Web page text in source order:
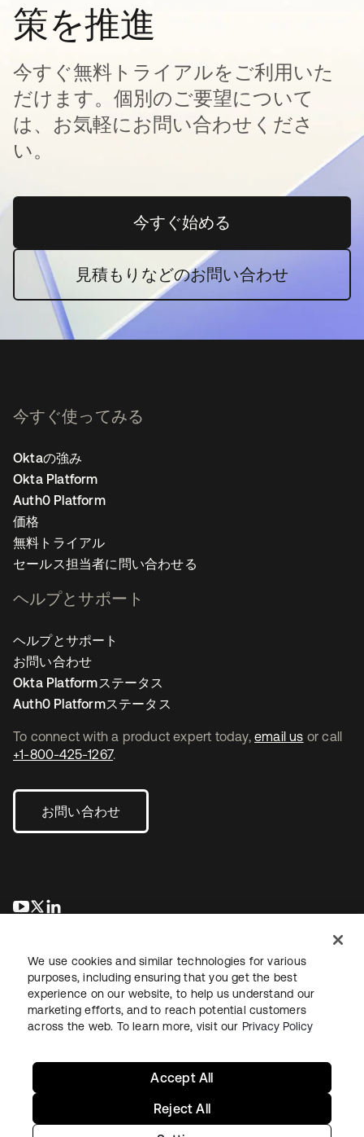
策を推進
今すぐ無料トライアルをご利用いた
だけます。個別のご要望について
は、お気軽にお問い合わせくださ
い。
今すぐ始める新しいタブで開く
見積もりなどのお問い合わせ
To connect with a product expert today, email us or call
+1-800-425-1267.
お問い合わせ
新しいタブで開く
新しいタブで開く
今すぐ使ってみる
Oktaの強み
Okta Platform
Auth0 Platform
価格
無料トライアル
セールス担当者に問い合わせる
ヘルプとサポート
ヘルプとサポート
お問い合わせ
Okta Platformステータス
Auth0 Platformステータス
法務プライバシーポリシーサイト利用規約セキュリティ
We use cookies and similar technologies for various
purposes, including ensuring that you get the best
experience on our website, to help us understand our
marketing efforts, and to reach potential customers
across the web. To learn more, visit our Privacy Policy
Reject All
Accept All